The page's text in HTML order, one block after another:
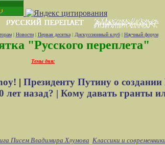
| Новости| Первая десятка| Дискуссионный клуб| Научный форум
"Русского переплета"
Темы дня:
| Президенту Путину о
лет назад? | Кому давать гранты
Писем Владимира Хлумова Классики и